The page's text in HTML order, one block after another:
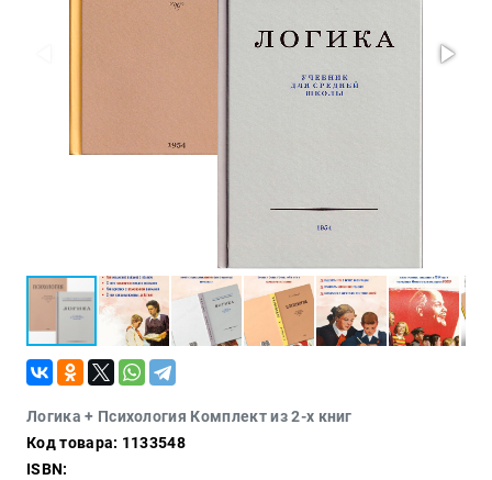
Логика + Психология Комплект из 2-х книг
Код товара: 1133548
ISBN:
шпионаж
Мемуары
будущего
Публицистика
Коллекционные
издания
Тайное и
непознанное